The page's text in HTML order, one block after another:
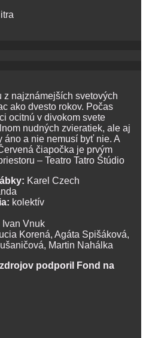
najznámejších svetových
ako dvesto rokov. Počas
ocitnú v divokom svete
nudných zvieratiek, ale aj
áno a nie nemusí byť nie. A
čiapočka je prvým
– Teatro Tatro Štúdio
Karel Czech
kolektív
Ivan Vnuk
Korená, Agáta Spišáková,
Martin Nahálka
podporil Fond na